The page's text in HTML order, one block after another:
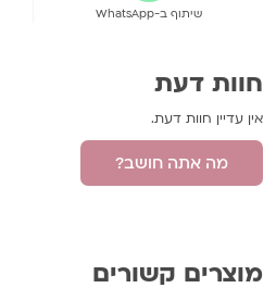
שיתוף ב-WhatsApp
חוות דעת
אין עדיין חוות דעת.
מה אתה חושב?
האימייל לא יוצג באתר. שדות החובה מסומניםמוצרים קשורים